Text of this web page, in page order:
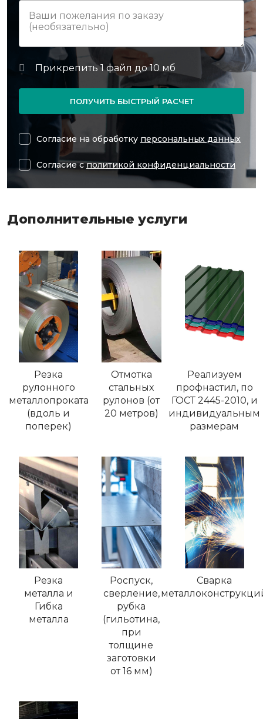
ПОЛУЧИТЬ БЫСТРЫЙ РАСЧЕТ
Согласие на обработку персональных данных
Согласие сполитикой конфиденциальности
Дополнительные услуги
Резка
рулонного
металлопроката
(вдоль и
поперек)
Отмотка
стальных
рулонов (от
20 метров)
Реализуем
профнастил, по
ГОСТ 2445-2010, и
индивидуальным
размерам
Резка
металла и
Гибка
металла
Роспуск,
сверление,
рубка
(гильотина,
при
толщине
заготовки
от 16 мм)
Сварка